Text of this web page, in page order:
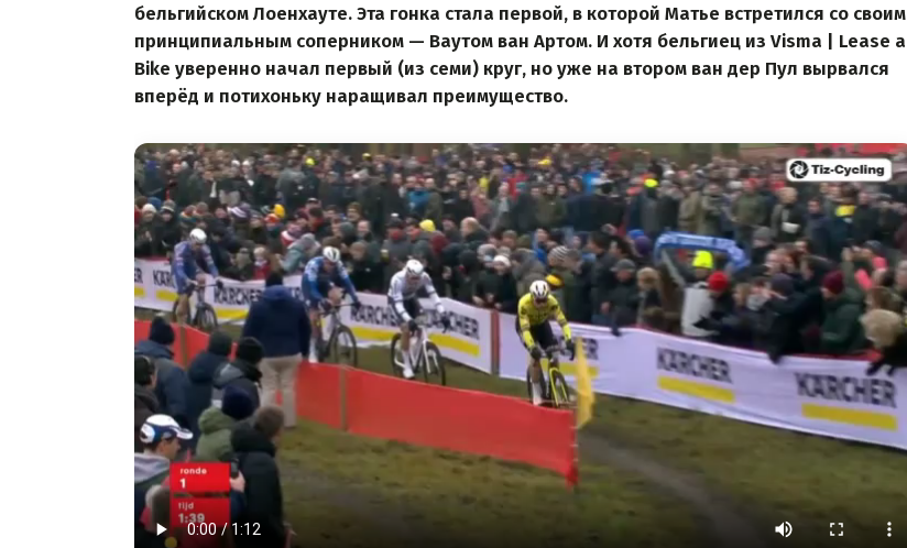
бельгийском Лоенхауте. Эта гонка стала первой, в которой Матье встретился со своим
принципиальным соперником — Ваутом ван Артом. И хотя бельгиец из Visma | Lease a
Bike уверенно начал первый (из семи) круг, но уже на втором ван дер Пул вырвался
вперёд и потихоньку наращивал преимущество.